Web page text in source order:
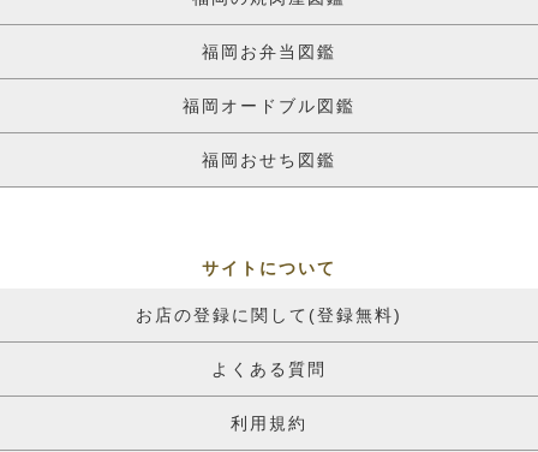
福岡お弁当図鑑
福岡オードブル図鑑
福岡おせち図鑑
サイトについて
お店の登録に関して(登録無料)
よくある質問
利用規約